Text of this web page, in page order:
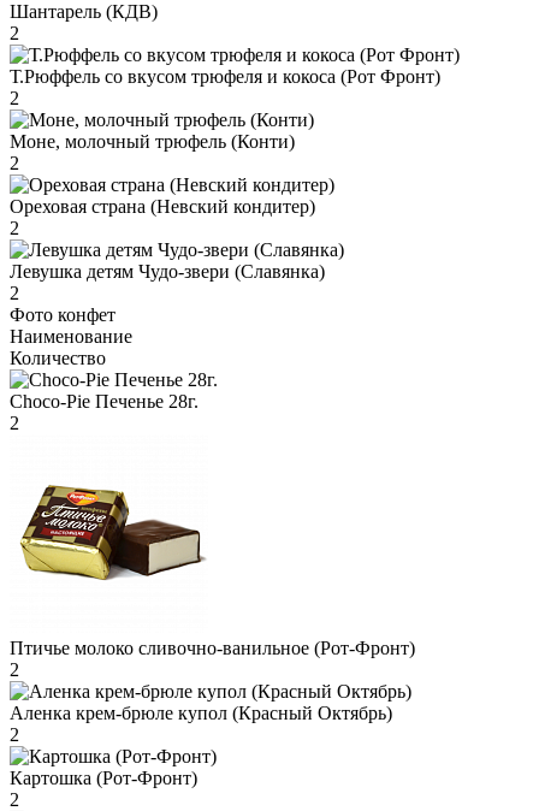
Шантарель (КДВ)
2
Т.Рюффель со вкусом трюфеля и кокоса (Рот Фронт)
2
Моне, молочный трюфель (Конти)
2
Ореховая страна (Невский кондитер)
2
Левушка детям Чудо-звери (Славянка)
2
Фото конфет
Наименование
Количество
Choco-Pie Печенье 28г.
2
Птичье молоко сливочно-ванильное (Рот-Фронт)
2
Аленка крем-брюле купол (Красный Октябрь)
2
Картошка (Рот-Фронт)
2